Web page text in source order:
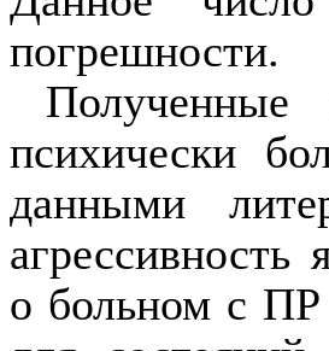
погрешности.
психически
данными
о больном с ПР